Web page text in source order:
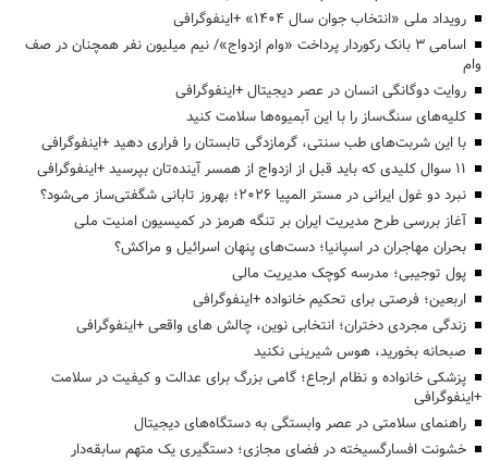
رویداد ملی «انتخاب جوان سال ۱۴۰۴» +اینفوگرافی
اسامی ۳ بانک رکوردار پرداخت «وام ازدواج»/ نیم میلیون نفر همچنان در صف
وام
روایت دوگانگی انسان در عصر دیجیتال +اینفوگرافی
کلیه‌های سنگ‌ساز را با این آبمیوه‌ها سلامت کنید
با این شربت‌های طب سنتی، گرمازدگی تابستان را فراری دهید +اینفوگرافی
۱۱ سوال کلیدی که باید قبل از ازدواج از همسر آینده‌تان بپرسید +اینفوگرافی
نبرد دو غول ایرانی در مستر المپیا ۲۰۲۶؛ بهروز تابانی شگفتی‌ساز می‌شود؟
آغاز بررسی طرح مدیریت ایران بر تنگه هرمز در کمیسیون امنیت ملی
بحران مهاجران در اسپانیا؛ دست‌های پنهان اسرائیل و مراکش؟
پول توجیبی؛ مدرسه کوچک مدیریت مالی
اربعین؛ فرصتی برای تحکیم خانواده +اینفوگرافی
زندگی مجردی دختران؛ انتخابی نوین، چالش های واقعی +اینفوگرافی
صبحانه بخورید، هوس شیرینی نکنید
پزشکی خانواده و نظام ارجاع؛ گامی بزرگ برای عدالت و کیفیت در سلامت
+اینفوگرافی
راهنمای سلامتی در عصر وابستگی به دستگاه‌های دیجیتال
خشونت افسارگسیخته در فضای مجازی؛ دستگیری یک متهم سابقه‌دار